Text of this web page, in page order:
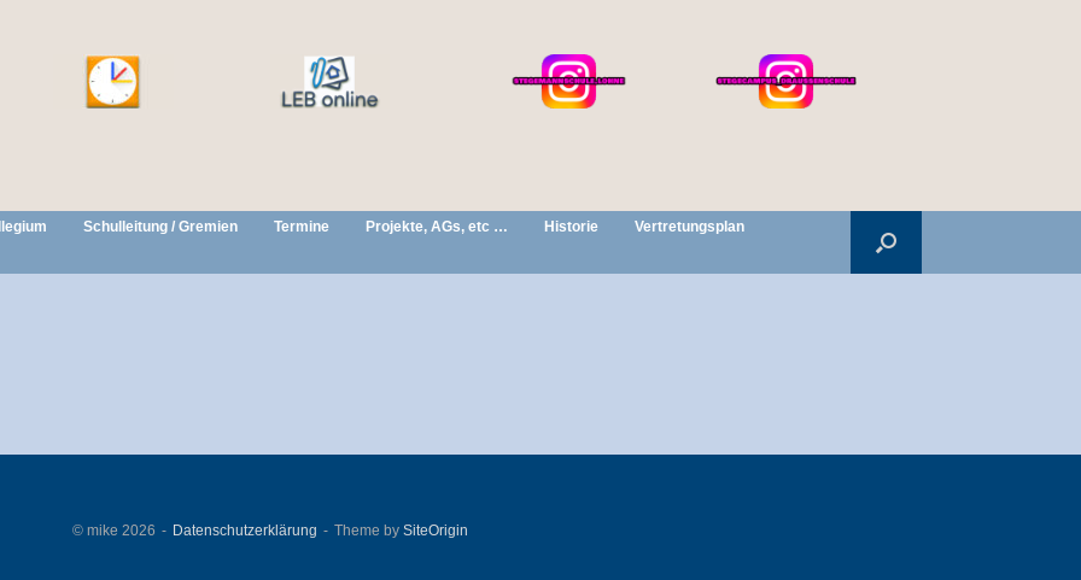
Schulleitung / Gremien Termine Projekte, AGs, etc … Historie
Vertretungsplan
© mike 2026 Datenschutzerklärung Theme by SiteOrigin